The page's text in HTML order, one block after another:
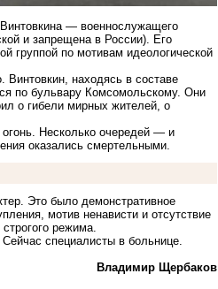
— военнослужащего
и запрещена в России). Его
группой по мотивам идеологической
находясь в составе
по бульвару Комсомольскому. Они
о гибели мирных жителей, о
Несколько очередей — и
оказались смертельными.
Это было демонстративное
мотив ненависти и отсутствие
режима.
специалисты в больнице.
Владимир Щербаков